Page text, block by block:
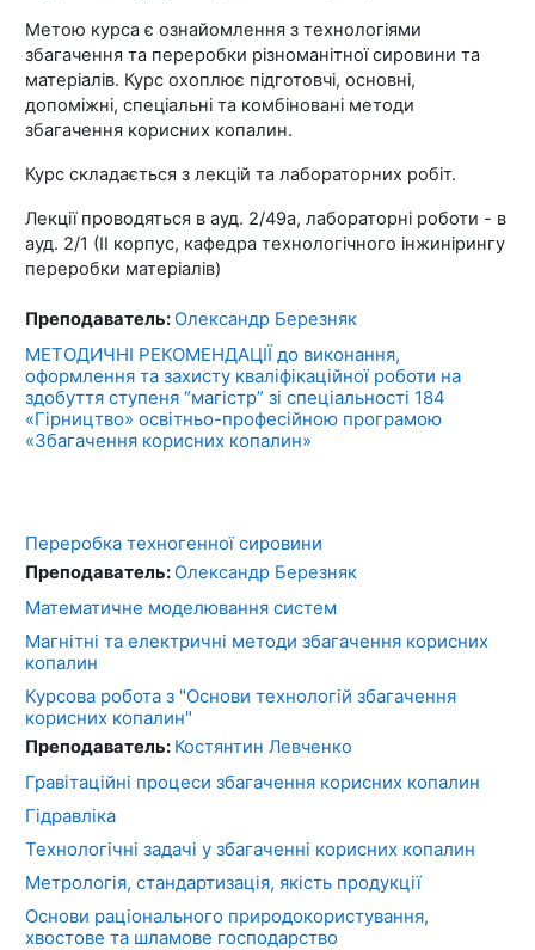
Метою курса є ознайомлення з технологіями
збагачення та переробки різноманітної сировини та
матеріалів. Курс охоплює підготовчі, основні,
допоміжні, спеціальні та комбіновані методи
збагачення корисних копалин.
Курс складається з лекцій та лабораторних робіт.
Лекції проводяться в ауд. 2/49а, лабораторні роботи - в
ауд. 2/1 (ІІ корпус, кафедра технологічного інжинірингу
переробки матеріалів)
Преподаватель:Олександр Березняк
МЕТОДИЧНІ РЕКОМЕНДАЦІЇ до виконання,
оформлення та захисту кваліфікаційної роботи на
здобуття ступеня “магістр” зі спеціальності 184
«Гірництво» освітньо-професійною програмою
«Збагачення корисних копалин»
Переробка техногенної сировини
Преподаватель:Олександр Березняк
Математичне моделювання систем
Магнітні та електричні методи збагачення корисних
копалин
Курсова робота з "Основи технологій збагачення
корисних копалин"
Преподаватель: Костянтин Левченко
Гравітаційні процеси збагачення корисних копалин
Гідравліка
Технологічні задачі у збагаченні корисних копалин
Метрологія, стандартизація, якість продукції
Основи раціонального природокористування,
хвостове та шламове господарство